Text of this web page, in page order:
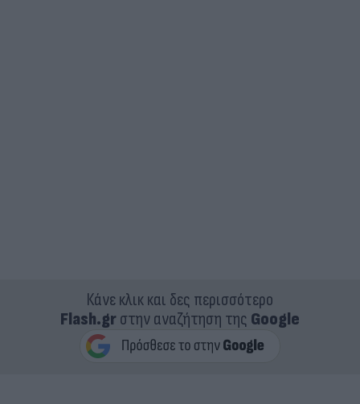
Κάνε κλικ και δες περισσότερο
Flash.grστην αναζήτηση της Google